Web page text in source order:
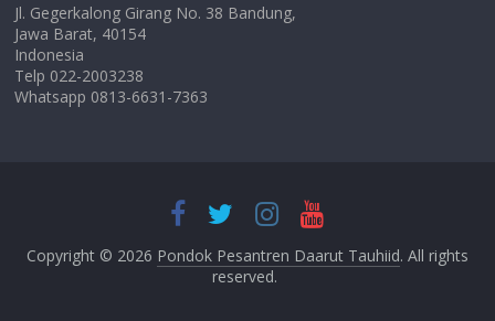
Jl. Gegerkalong Girang No. 38 Bandung,
Jawa Barat, 40154
Indonesia
Telp 022-2003238
Whatsapp 0813-6631-7363
Copyright © 2026 Pondok Pesantren Daarut Tauhiid. All rights
reserved.